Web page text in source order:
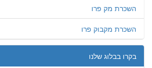
השכרת מק פרו
השכרת מקבוק פרו
בקרו בבלוג שלנו